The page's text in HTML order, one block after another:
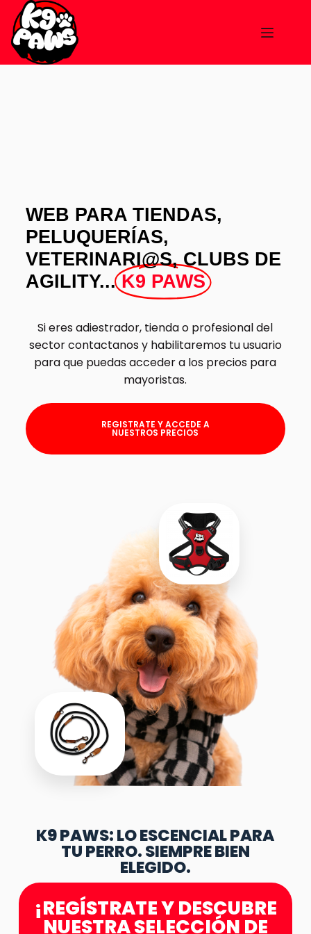
WEB PARA TIENDAS,
PELUQUERÍAS,
VETERINARI@S, CLUBS DE
AGILITY... K9 PAWS
Si eres adiestrador, tienda o profesional del
sector contactanos y habilitaremos tu usuario
para que puedas acceder a los precios para
mayoristas.
REGISTRATE Y ACCEDE A
NUESTROS PRECIOS
K9 PAWS: LO ESCENCIAL PARA
TU PERRO. SIEMPRE BIEN
ELEGIDO.
¡REGÍSTRATE Y DESCUBRE
NUESTRA SELECCIÓN DE